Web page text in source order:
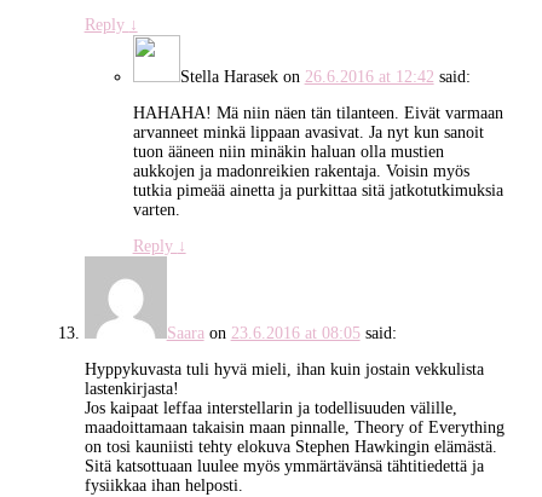
Reply ↓
Stella Harasekon 26.6.2016 at 12:42 said:
HAHAHA! Mä niin näen tän tilanteen. Eivät varmaan
arvanneet minkä lippaan avasivat. Ja nyt kun sanoit
tuon ääneen niin minäkin haluan olla mustien
aukkojen ja madonreikien rakentaja. Voisin myös
tutkia pimeää ainetta ja purkittaa sitä jatkotutkimuksia
varten.
Reply ↓
Saaraon 23.6.2016 at 08:05 said:
Hyppykuvasta tuli hyvä mieli, ihan kuin jostain vekkulista
lastenkirjasta!
Jos kaipaat leffaa interstellarin ja todellisuuden välille,
maadoittamaan takaisin maan pinnalle, Theory of Everything
on tosi kauniisti tehty elokuva Stephen Hawkingin elämästä.
Sitä katsottuaan luulee myös ymmärtävänsä tähtitiedettä ja
fysiikkaa ihan helposti.